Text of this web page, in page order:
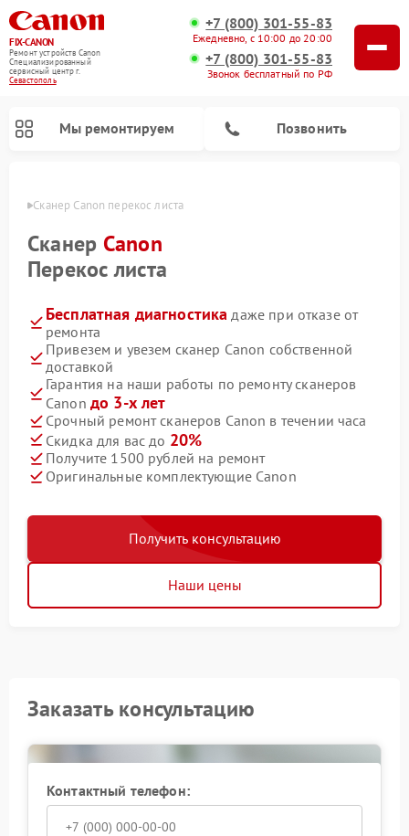
FIX-CANON
Ремонт устройств Canon
Специализированный
cервисный центр г.
Севастополь
+7 (800) 301-55-83
Ежедневно, с 10:00 до 20:00
+7 (800) 301-55-83
Звонок бесплатный по РФ
Мы ремонтируем Позвонить
Сканер Canon перекос листа
Сканер Canon
Перекос листа
Бесплатная диагностика даже при отказе от
ремонта
Привезем и увезем сканер Canon собственной
доставкой
Гарантия на наши работы по ремонту сканеров
Canon до 3-х лет
Срочный ремонт сканеров Canon в течении часа
Скидка для вас до 20%
Получите 1500 рублей на ремонт
Оригинальные комплектующие Canon
Получить консультацию
Наши цены
Заказать консультацию
Контактный телефон: